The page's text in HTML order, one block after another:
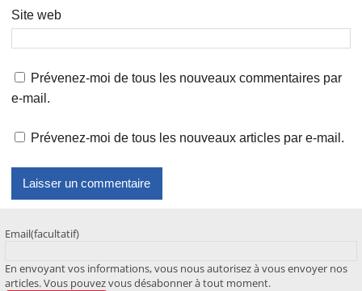
Site web
Prévenez-moi de tous les nouveaux commentaires par
e-mail.
Prévenez-moi de tous les nouveaux articles par e-mail.
Email(facultatif)
En envoyant vos informations, vous nous autorisez à vous envoyer nos
articles. Vous pouvez vous désabonner à tout moment.